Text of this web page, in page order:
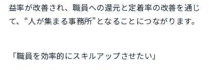
益率が改善され、職員への還元と定着率の改善を通じ
て、“人が集まる事務所”となることにつながります。
「職員を効率的にスキルアップさせたい」